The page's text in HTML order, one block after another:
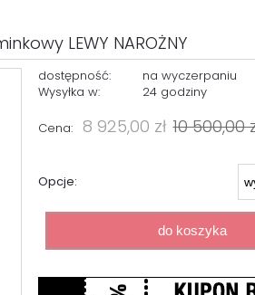
LEWY NAROŻNY
dostępność:
na wyczerpaniu
Wysyłka w:
24 godziny
Cena: 8 925,00 zł 10 500,00
Opcje:
do koszyka